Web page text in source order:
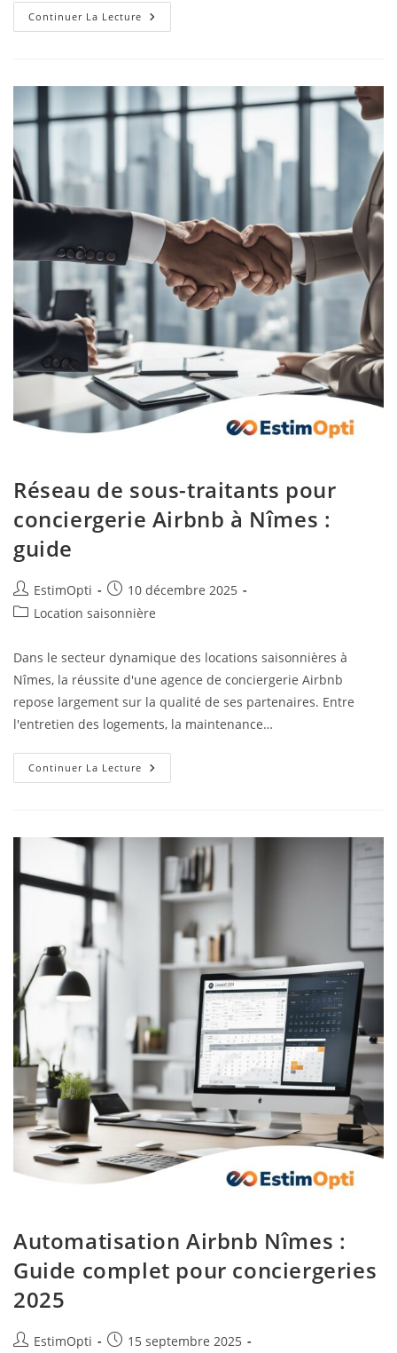
Continuer La Lecture
Réseau de sous-traitants pour
conciergerie Airbnb à Nîmes :
guide
EstimOpti
10 décembre 2025
Location saisonnière
Dans le secteur dynamique des locations saisonnières à
Nîmes, la réussite d'une agence de conciergerie Airbnb
repose largement sur la qualité de ses partenaires. Entre
l'entretien des logements, la maintenance…
Continuer La Lecture
Automatisation Airbnb Nîmes :
Guide complet pour conciergeries
2025
EstimOpti 15 septembre 2025